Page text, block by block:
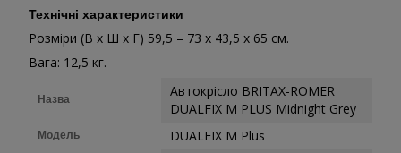
Технічні характеристики
Розміри (В х Ш х Г) 59,5 – 73 х 43,5 х 65 см.
Вага: 12,5 кг.
Назва
Автокрісло BRITAX-ROMER
DUALFIX M PLUS Midnight Grey
Модель DUALFIX M Plus